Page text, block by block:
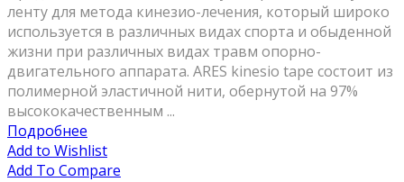
ленту для метода кинезио-лечения, который широко
используется в различных видах спорта и обыденной
жизни при различных видах травм опорно-
двигательного аппарата. ARES kinesio tape состоит из
полимерной эластичной нити, обернутой на 97%
высококачественным ...
Подробнее
Add to Wishlist
Add To Compare